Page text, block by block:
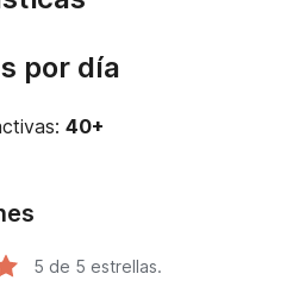
por día
40+
5 de 5 estrellas.